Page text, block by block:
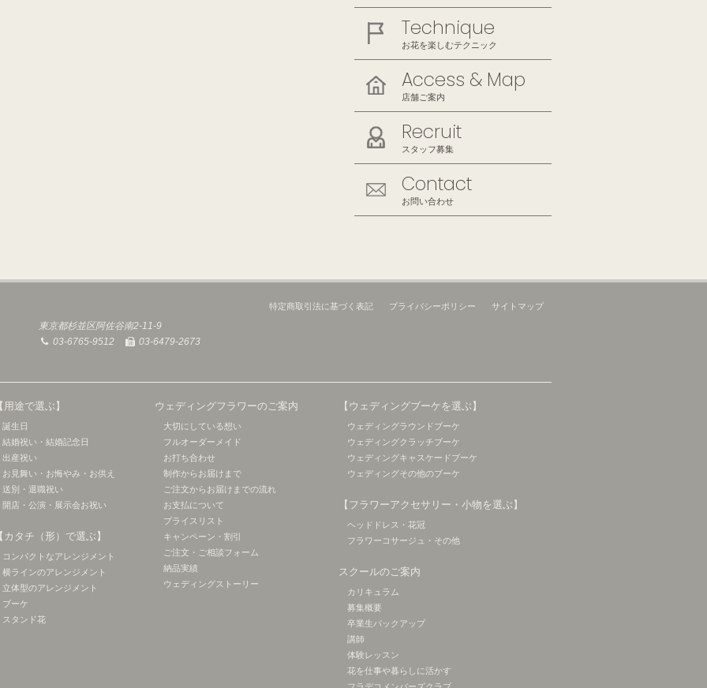
Technique
お花を楽しむテクニック
Access & Map
店舗ご案内
Recruit
スタッフ募集
Contact
お問い合わせ
東京都杉並区阿佐谷南2-11-9
03-6765-9512
03-6479-2673
サイトマップ
プライバシーポリシー
特定商取引法に基づく表記
【用途で選ぶ】
誕生日
結婚祝い・結婚記念日
出産祝い
お見舞い・お悔やみ・お供え
送別・退職祝い
開店・公演・展示会お祝い
【カタチ（形）で選ぶ】
コンパクトなアレンジメント
横ラインのアレンジメント
立体型のアレンジメント
ブーケ
スタンド花
ウェディングフラワーのご案内
大切にしている想い
フルオーダーメイド
お打ち合わせ
制作からお届けまで
ご注文からお届けまでの流れ
お支払について
プライスリスト
キャンペーン・割引
ご注文・ご相談フォーム
納品実績
ウェディングストーリー
【ウェディングブーケを選ぶ】
ウェディングラウンドブーケ
ウェディングクラッチブーケ
ウェディングキャスケードブーケ
ウェディングその他のブーケ
【フラワーアクセサリー・小物を選ぶ】
ヘッドドレス・花冠
フラワーコサージュ・その他
スクールのご案内
カリキュラム
募集概要
卒業生バックアップ
講師
体験レッスン
花を仕事や暮らしに活かす